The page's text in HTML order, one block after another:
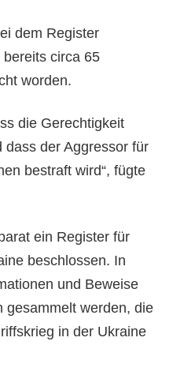
dem Register
circa 65
worden.
die Gerechtigkeit
dass der Aggressor für
bestraft wird“, fügte
ein Register für
beschlossen. In
und Beweise
gesammelt werden, die
in der Ukraine